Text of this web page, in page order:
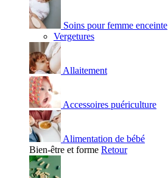
Soins pour femme enceinte
Vergetures
Allaitement
Accessoires puériculture
Alimentation de bébé
Bien-être et forme Retour